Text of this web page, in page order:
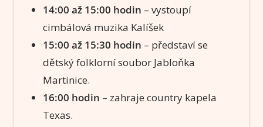
14:00 až 15:00 hodin – vystoupí
cimbálová muzika Kalíšek
15:00 až 15:30 hodin – představí se
dětský folklorní soubor Jabloňka
Martinice.
16:00 hodin – zahraje country kapela
Texas.